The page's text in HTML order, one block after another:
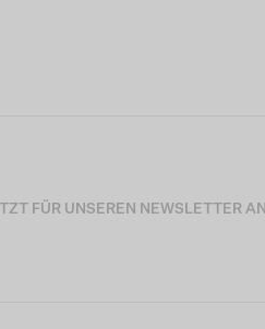
FÜR UNSEREN NEWSLETTER AN